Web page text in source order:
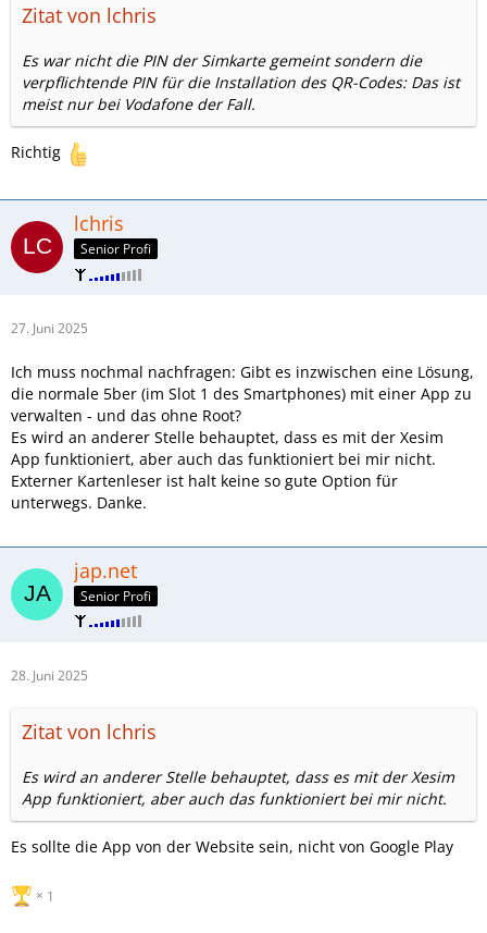
Zitat von lchris
Es war nicht die PIN der Simkarte gemeint sondern die
verpflichtende PIN für die Installation des QR-Codes: Das ist
meist nur bei Vodafone der Fall.
Richtig
lchris
Senior Profi
27. Juni 2025
Ich muss nochmal nachfragen: Gibt es inzwischen eine Lösung,
die normale 5ber (im Slot 1 des Smartphones) mit einer App zu
verwalten - und das ohne Root?
Es wird an anderer Stelle behauptet, dass es mit der Xesim
App funktioniert, aber auch das funktioniert bei mir nicht.
Externer Kartenleser ist halt keine so gute Option für
unterwegs. Danke.
jap.net
Senior Profi
28. Juni 2025
Zitat von lchris
Es wird an anderer Stelle behauptet, dass es mit der Xesim
App funktioniert, aber auch das funktioniert bei mir nicht.
Es sollte die App von der Website sein, nicht von Google Play
1